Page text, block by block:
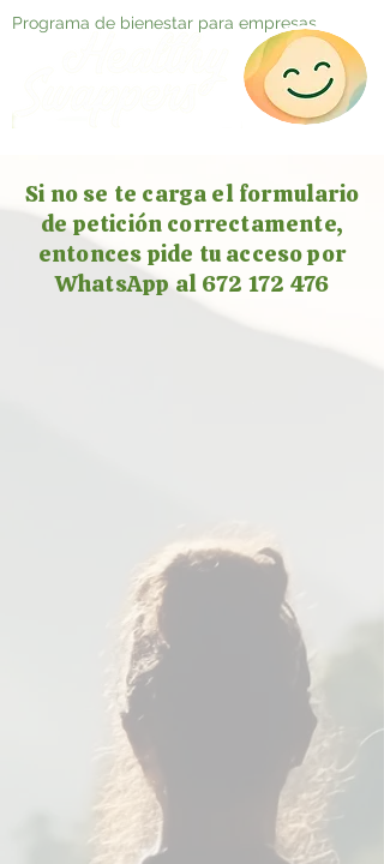
Programa de bienestar para empresas
Si no se te carga el formulario
de petición correctamente,
entonces pide tu acceso por
WhatsApp al 672 172 476